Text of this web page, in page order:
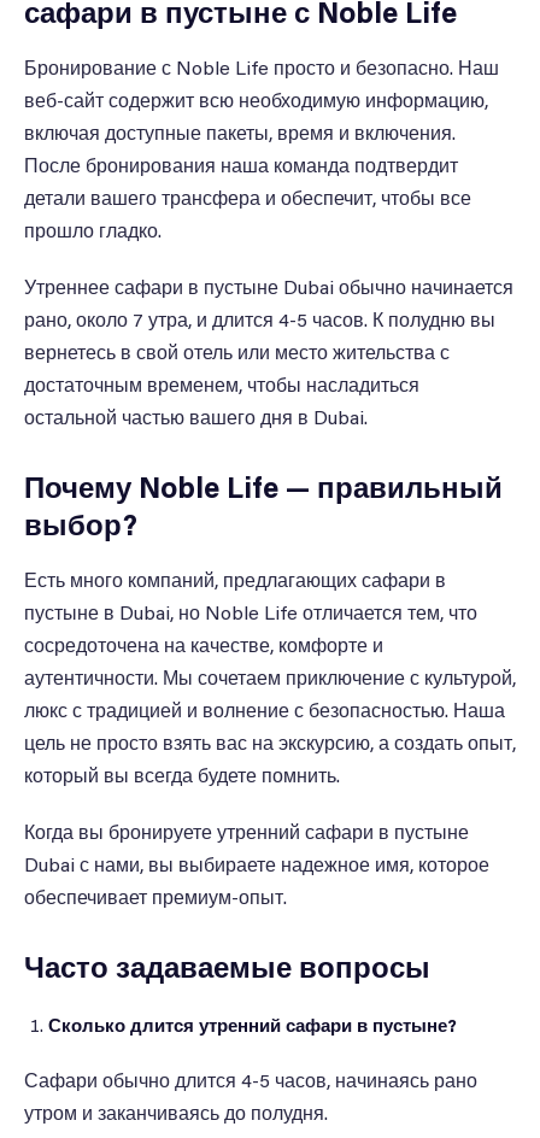
сафари в пустыне с Noble Life
Бронирование с Noble Life просто и безопасно. Наш
веб-сайт содержит всю необходимую информацию,
включая доступные пакеты, время и включения.
После бронирования наша команда подтвердит
детали вашего трансфера и обеспечит, чтобы все
прошло гладко.
Утреннее сафари в пустыне Dubai обычно начинается
рано, около 7 утра, и длится 4-5 часов. К полудню вы
вернетесь в свой отель или место жительства с
достаточным временем, чтобы насладиться
остальной частью вашего дня в Dubai.
Почему Noble Life — правильный
выбор?
Есть много компаний, предлагающих сафари в
пустыне в Dubai, но Noble Life отличается тем, что
сосредоточена на качестве, комфорте и
аутентичности. Мы сочетаем приключение с культурой,
люкс с традицией и волнение с безопасностью. Наша
цель не просто взять вас на экскурсию, а создать опыт,
который вы всегда будете помнить.
Когда вы бронируете утренний сафари в пустыне
Dubai с нами, вы выбираете надежное имя, которое
обеспечивает премиум-опыт.
Часто задаваемые вопросы
Сколько длится утренний сафари в пустыне?
Сафари обычно длится 4-5 часов, начинаясь рано
утром и заканчиваясь до полудня.